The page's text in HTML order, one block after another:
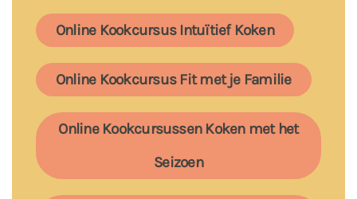
Online Kookcursus Intuïtief Koken
Online Kookcursus Fit met je Familie
Online Kookcursussen Koken met het
Seizoen